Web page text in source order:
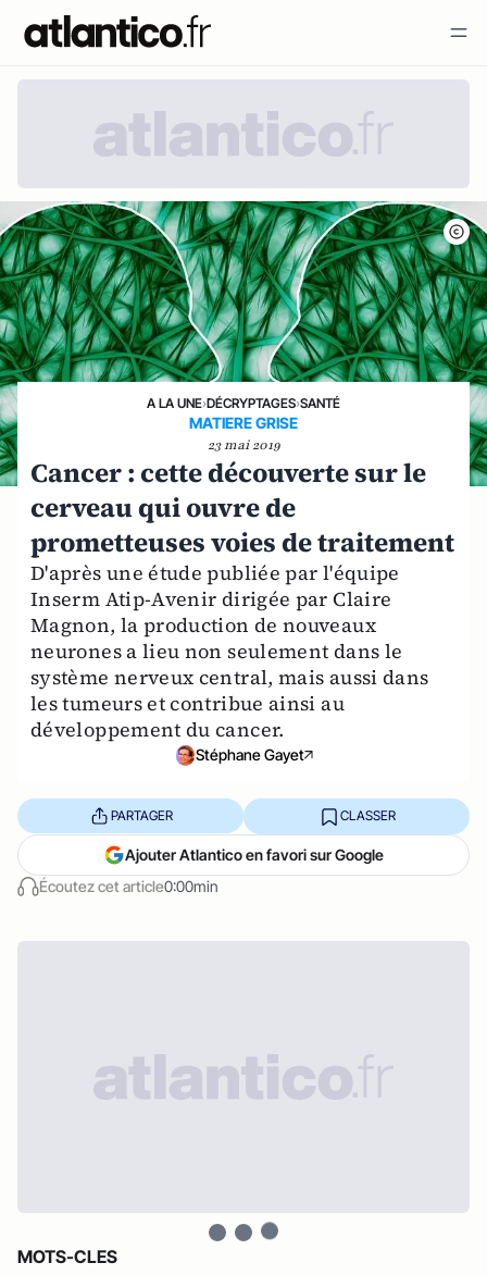
A LA UNE›DÉCRYPTAGES›SANTÉ
MATIERE GRISE
23 mai 2019
Cancer : cette découverte sur le
cerveau qui ouvre de
prometteuses voies de traitement
D'après une étude publiée par l'équipe
Inserm Atip-Avenir dirigée par Claire
Magnon, la production de nouveaux
neurones a lieu non seulement dans le
système nerveux central, mais aussi dans
les tumeurs et contribue ainsi au
développement du cancer.
Stéphane Gayet
Écoutez cet article0:00min
PARTAGER CLASSER
Ajouter Atlantico en favori sur Google
MOTS-CLES